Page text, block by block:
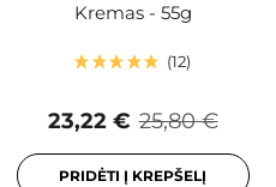
Kremas - 55g
12
25,80 €
23,22 €
PRIDĖTI Į KREPŠELĮ